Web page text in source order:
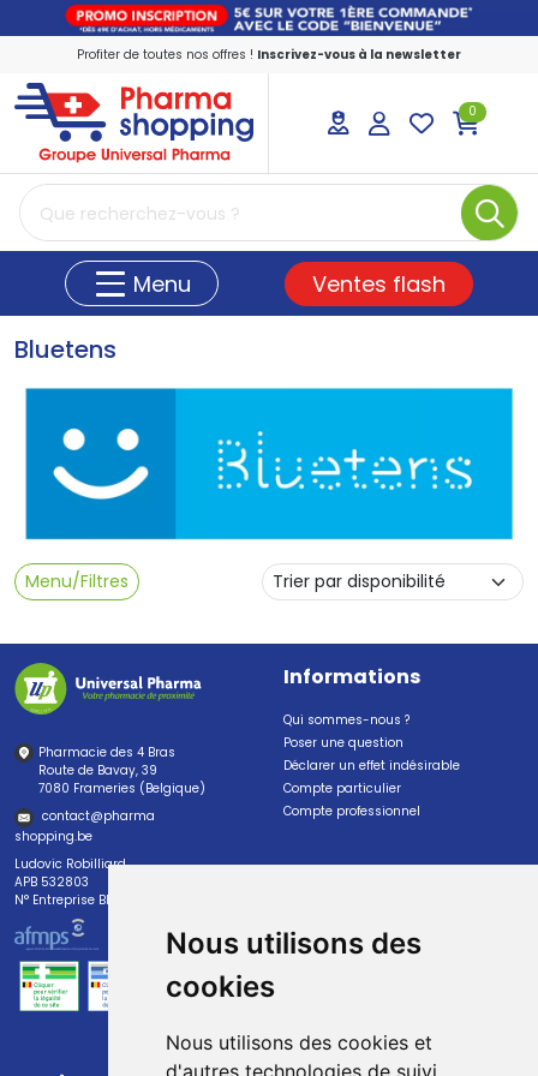
Nous utilisons des
cookies
Nous utilisons des cookies et
d'autres technologies de suivi
Profiter de toutes nos offres ! Inscrivez-vous à la newsletter
PharmaShopping Votre pharmacie en
0
Menu Ventes flash
Bluetens
Menu/Filtres
Pharmacie des 4 Bras
Route de Bavay, 39
7080 Frameries (Belgique)
contact@pharma
shopping.be
Ludovic Robilliard
APB 532803
N° Entreprise BE0447.382.113
Informations
Qui sommes-nous ?
Poser une question
Déclarer un effet indésirable
Compte particulier
Compte professionnel